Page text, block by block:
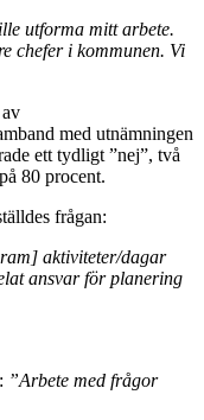
utforma mitt arbete.
chefer i kommunen. Vi
med utnämningen
ett tydligt ”nej”, två
80 procent.
frågan:
aktiviteter/dagar
ansvar för planering
”Arbete med frågor